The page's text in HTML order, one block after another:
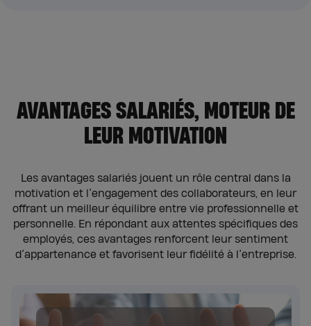
AVANTAGES SALARIÉS, MOTEUR DE
LEUR MOTIVATION
Les avantages salariés jouent un rôle central dans la
motivation et l’engagement des collaborateurs, en leur
offrant un meilleur équilibre entre vie professionnelle et
personnelle. En répondant aux attentes spécifiques des
employés, ces avantages renforcent leur sentiment
d’appartenance et favorisent leur fidélité à l’entreprise.